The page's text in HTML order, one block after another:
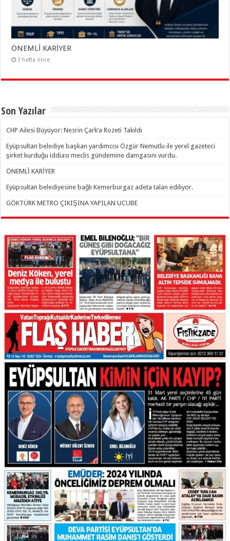
ÖNEMLİ KARİYER
3 hafta önce
Son Yazılar
CHP Ailesi Büyüyor: Nesrin Çark’a Rozeti Takıldı
Eyüpsultan belediye başkan yardımcısı Özgür Nemutlu ile yerel gazeteci
şirket kurduğu iddiası meclis gündemine damgasını vurdu.
ÖNEMLİ KARİYER
Eyüpsultan belediyesine bağlı Kemerburgaz adeta talan ediliyor.
GÖKTÜRK METRO ÇIKIŞINA YAPILAN UCUBE